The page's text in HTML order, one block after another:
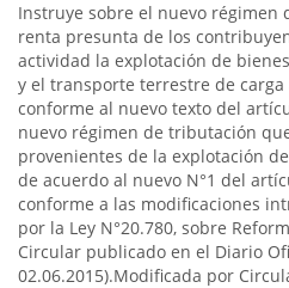
Instruye sobre el nuevo régimen
renta presunta de los
actividad la explotación de
y el transporte terrestre de carga
conforme al nuevo texto del
nuevo régimen de tributación
provenientes de la explotación
de acuerdo al nuevo N°1 del
conforme a las modificaciones
por la Ley N°20.780, sobre
Circular publicado en el Diario
02.06.2015).Modificada por